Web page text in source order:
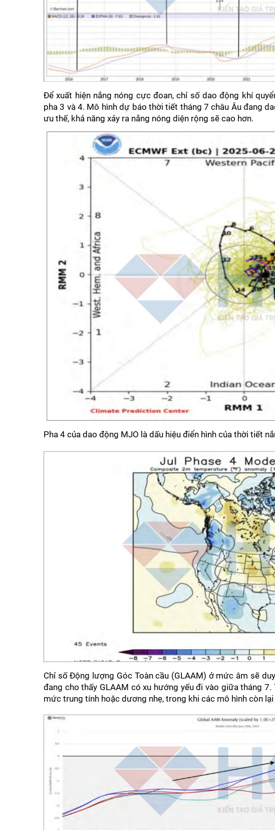
Để xuất hiện nắng nóng cực đoan, chỉ số dao động khí
pha 3 và 4. Mô hình dự báo thời tiết tháng 7 châu Âu đang
ưu thế, khả năng xảy ra nắng nóng diện rộng sẽ cao hơn.
Pha 4 của dao động MJO là dấu hiệu điển hình của thời tiết
Chỉ số Động lượng Góc Toàn cầu (GLAAM) ở mức âm sẽ
đang cho thấy GLAAM có xu hướng yếu đi vào giữa tháng
mức trung tính hoặc dương nhẹ, trong khi các mô hình còn